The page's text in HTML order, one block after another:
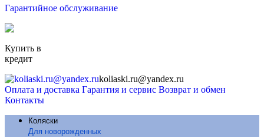
Гарантийное обслуживание
Купить в
кредит
koliaski.ru@yandex.ru
Оплата и доставка Гарантия и сервис Возврат и обмен
Контакты
Коляски
Для новорожденных